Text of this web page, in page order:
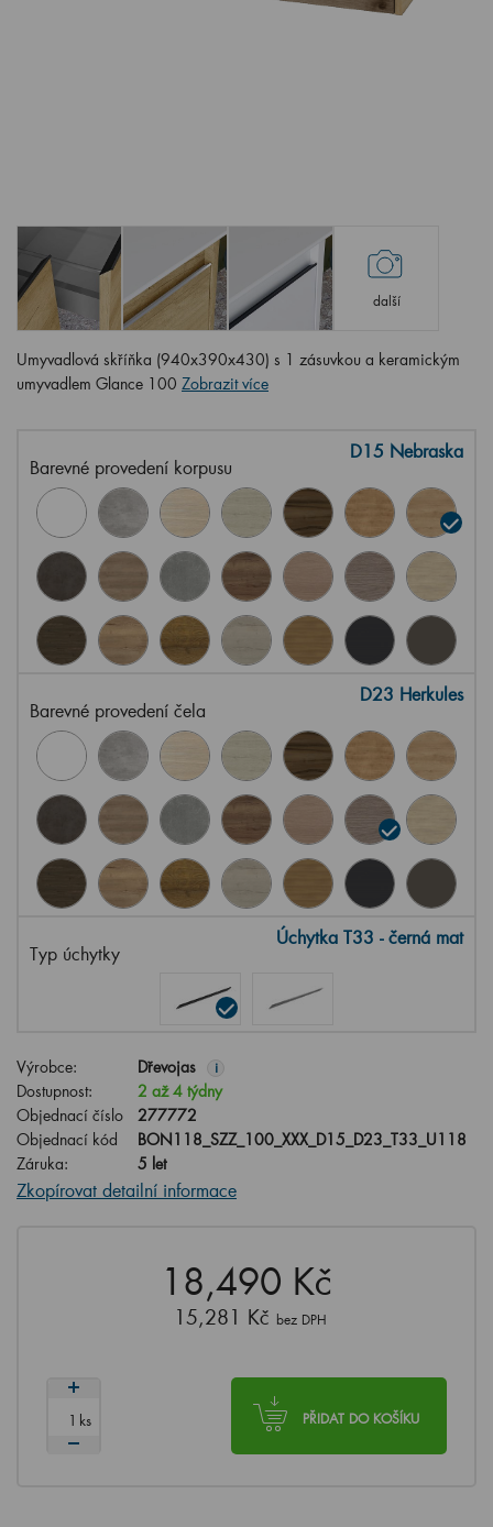
další
Umyvadlová skříňka (940x390x430) s 1 zásuvkou a keramickým
umyvadlem Glance 100 Zobrazit více
Barevné provedení korpusu
D15 Nebraska
Barevné provedení čela
D23 Herkules
Typ úchytky
Úchytka T33 - černá mat
Výrobce: Dřevojas i
Dostupnost:
2 až 4 týdny
Objednací číslo
277772
Objednací kód
BON118_SZZ_100_XXX_D15_D23_T33_U118
Záruka:
5 let
Zkopírovat detailní informace
18,490 Kč
15,281 Kč bez DPH
PŘIDAT DO KOŠÍKU
ks